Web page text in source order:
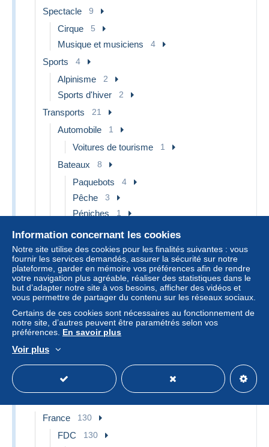
Spectacle 9
Cirque 5
Musique et musiciens 4
Sports 4
Alpinisme 2
Sports d'hiver 2
Transports 21
Automobile 1
Voitures de tourisme 1
Bateaux 8
Paquebots 4
Pêche 3
Péniches 1
Chemins de fer 12
Gares - Avec trains 1
Gares - Sans trains 6
Trains 4
Autres & non classés 1
Timbres
130 objets trouvés Voir tous les objets
France 130
FDC 130
Information concernant les cookies
Notre site utilise des cookies pour les finalités suivantes : vous
fournir les services demandés, assurer la sécurité sur notre
plateforme, garder en mémoire vos préférences afin de rendre
votre navigation plus agréable, réaliser des statistiques dans le
but d’adapter notre site à vos besoins, afficher des vidéos et
vous permettre de partager du contenu sur les réseaux sociaux.
Certains de ces cookies sont nécessaires au fonctionnement de
notre site, d’autres peuvent être paramétrés selon vos
préférences. En savoir plus
Voir plus